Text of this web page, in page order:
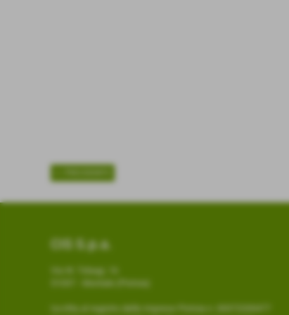
CIS S.p.a.
Via W. Tobagi, 16
Iscritta al registro delle imprese Pistoia n. 00372200477